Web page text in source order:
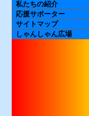
私たちの紹介
応援サポーター
サイトマップ
しゃんしゃん広場